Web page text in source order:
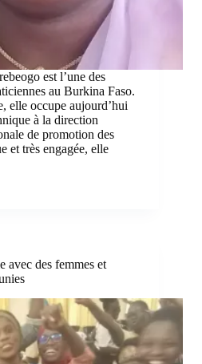
est l’une des
au Burkina Faso.
elle occupe aujourd’hui
à la direction
de promotion des
très engagée, elle
avec des femmes et